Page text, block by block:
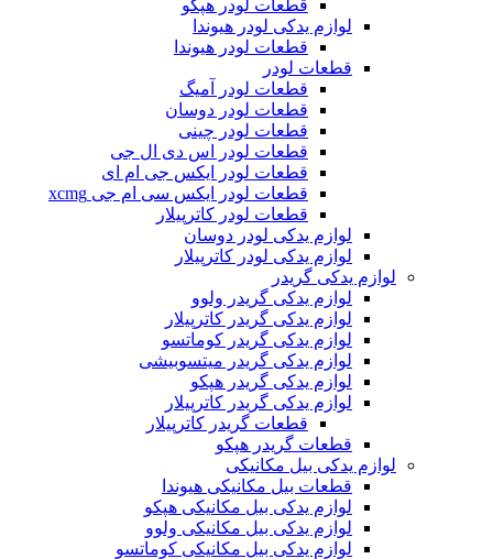
قطعات لودر هپکو
لوازم یدکی لودر هیوندا
قطعات لودر هیوندا
قطعات لودر
قطعات لودر آمیگ
قطعات لودر دوسان
قطعات لودر چینی
قطعات لودر اس دی ال جی
قطعات لودر ایکس جی ام ای
قطعات لودر ایکس سی ام جی xcmg
قطعات لودر کاترپیلار
لوازم یدکی لودر دوسان
لوازم یدکی لودر کاترپیلار
لوازم یدکی گریدر
لوازم یدکی گریدر ولوو
لوازم یدکی گریدر کاترپیلار
لوازم یدکی گریدر کوماتسو
لوازم یدکی گریدر میتسوبیشی
لوازم یدکی گریدر هپکو
لوازم یدکی گریدر کاترپیلار
قطعات گریدر کاترپیلار
قطعات گریدر هپکو
لوازم یدکی بیل مکانیکی
قطعات بیل مکانیکی هیوندا
لوازم یدکی بیل مکانیکی هپکو
لوازم یدکی بیل مکانیکی ولوو
لوازم یدکی بیل مکانیکی کوماتسو